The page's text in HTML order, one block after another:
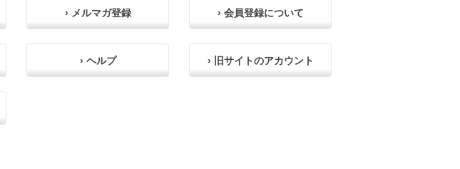
› メルマガ登録 › 会員登録について
› ヘルプ › 旧サイトのアカウント